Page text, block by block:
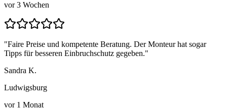
vor 3 Wochen
"Faire Preise und kompetente Beratung. Der Monteur hat sogar
Tipps für besseren Einbruchschutz gegeben."
Sandra K.
Ludwigsburg
vor 1 Monat